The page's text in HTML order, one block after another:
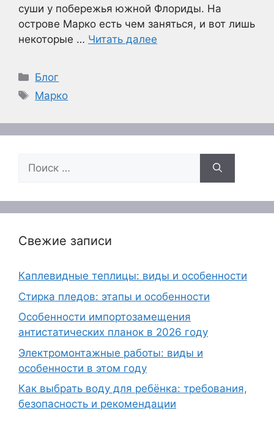
суши у побережья южной Флориды. На
острове Марко есть чем заняться, и вот лишь
некоторые … Читать далее
Рубрики
Блог
Метки
Марко
Поиск:
Свежие записи
Каплевидные теплицы: виды и особенности
Стирка пледов: этапы и особенности
Особенности импортозамещения
антистатических планок в 2026 году
Электромонтажные работы: виды и
особенности в этом году
Как выбрать воду для ребёнка: требования,
безопасность и рекомендации